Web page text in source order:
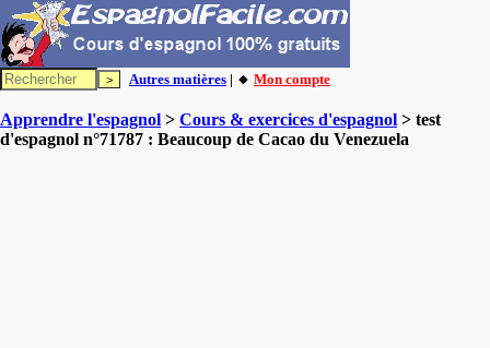
Autres matières | 🔸 Mon compte
Apprendre l'espagnol > Cours & exercices d'espagnol > test
d'espagnol n°71787 : Beaucoup de Cacao du Venezuela